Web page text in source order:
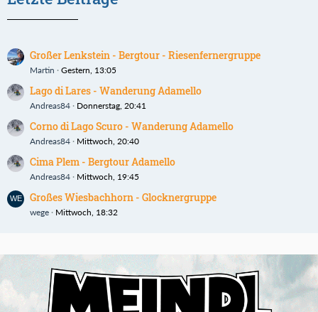
Großer Lenkstein - Bergtour - Riesenfernergruppe
Martin Gestern, 13:05
Lago di Lares - Wanderung Adamello
Andreas84 Donnerstag, 20:41
Corno di Lago Scuro - Wanderung Adamello
Andreas84 Mittwoch, 20:40
Cima Plem - Bergtour Adamello
Andreas84 Mittwoch, 19:45
Großes Wiesbachhorn - Glocknergruppe
wege Mittwoch, 18:32